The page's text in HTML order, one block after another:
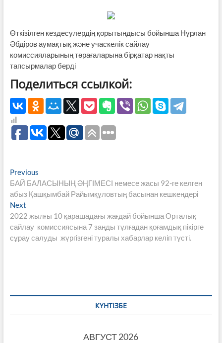
Өткізілген кездесулердің қорытындысы бойынша Нұрлан
Әбдіров аумақтық және учаскелік сайлау
комиссияларының төрағаларына бірқатар нақты
тапсырмалар берді
Поделиться ссылкой:
Навигация
по
записям
PreviousPrevious
post:
БАЙ БАЛАСЫНЫҢ ӘҢГІМЕСІ немесе жасы 92-ге келген
абыз Қашқымбай Райымқұловтың басынан кешкендері
NextNext
post:
2022 жылғы 10 қарашадағы жағдай бойынша Орталық
сайлау комиссиясына 7 заңды тұлғадан қоғамдық пікірге
сұрау салуды жүргізгені туралы хабарлар келіп түсті.
КҮНТІЗБЕ
АВГУСТ 2026